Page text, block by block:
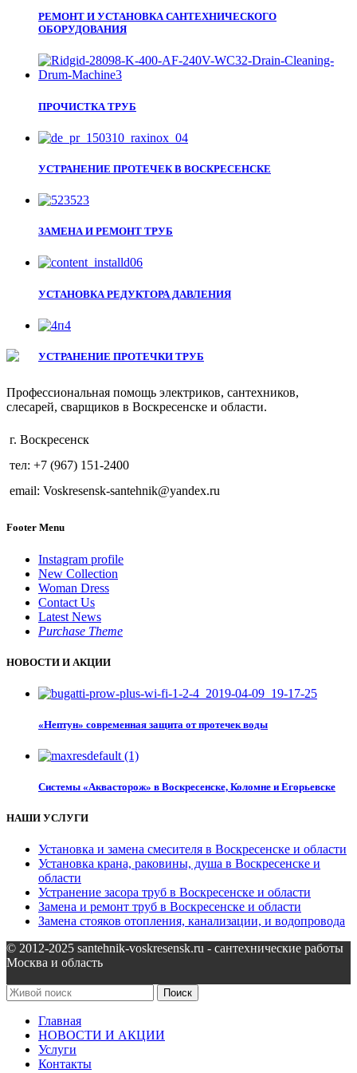
РЕМОНТ И УСТАНОВКА САНТЕХНИЧЕСКОГО
ОБОРУДОВАНИЯ
ПРОЧИСТКА ТРУБ
УСТРАНЕНИЕ ПРОТЕЧЕК В ВОСКРЕСЕНСКЕ
ЗАМЕНА И РЕМОНТ ТРУБ
УСТАНОВКА РЕДУКТОРА ДАВЛЕНИЯ
УСТРАНЕНИЕ ПРОТЕЧКИ ТРУБ
Профессиональная помощь электриков, сантехников,
слесарей, сварщиков в Воскресенске и области.
г. Воскресенск
тел: +7 (967) 151-2400
email: Voskresensk-santehnik@yandex.ru
Footer Menu
Instagram profile
New Collection
Woman Dress
Contact Us
Latest News
Purchase Theme
НОВОСТИ И АКЦИИ
«Нептун» современная защита от протечек воды
Системы «Аквасторож» в Воскресенске, Коломне и Егорьевске
НАШИ УСЛУГИ
Установка и замена смесителя в Воскресенске и области
Установка крана, раковины, душа в Воскресенске и
области
Устранение засора труб в Воскресенске и области
Замена и ремонт труб в Воскресенске и области
Замена стояков отопления, канализации, и водопровода
© 2012-2025 santehnik-voskresensk.ru - сантехнические работы
Москва и область
Поиск
Главная
НОВОСТИ И АКЦИИ
Услуги
Контакты